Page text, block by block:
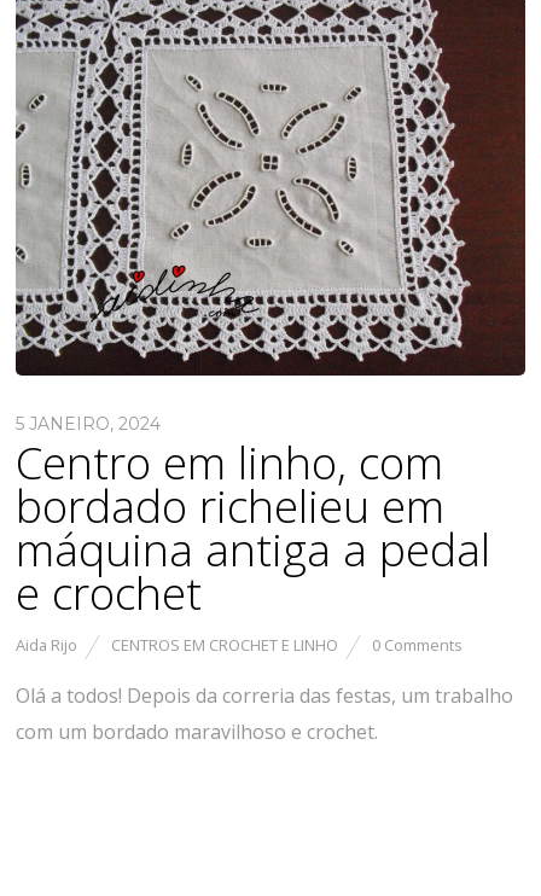
5 JANEIRO, 2024
Centro em linho, com
bordado richelieu em
máquina antiga a pedal
e crochet
Aida Rijo CENTROS EM CROCHET E LINHO 0 Comments
Olá a todos! Depois da correria das festas, um trabalho
com um bordado maravilhoso e crochet.